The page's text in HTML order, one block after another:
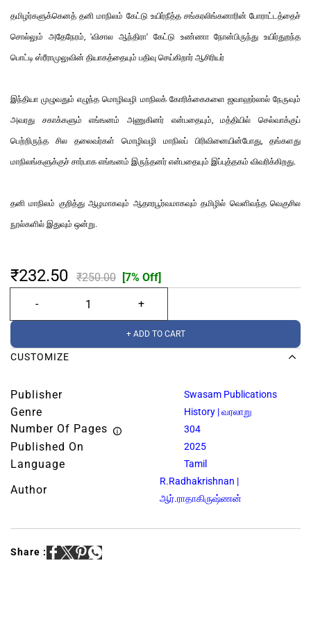
தமிழர்களுக்கெனத் தனி மாநிலம் கேட்டு உயிர்நீத்த சங்கரலிங்கனாரின் போராட்டத்தைச்
சொல்லும் அதேநேரம், 'விசால ஆந்திரா' கேட்டு உண்ணா நோன்பிருந்து உயிர்துறந்த
பொட்டி ஸ்ரீராமுலுவின் தியாகத்தையும் பதிவு செய்கிறார் ஆசிரியர்
இந்தியா முழுவதும் எழுந்த மொழிவழி மாநிலக் கோரிக்கைகளை ஜவாஹர்லால் நேருவும்
அவரது சகாக்களும் எங்ஙனம் அணுகினர் என்பதையும், மத்தியில் செல்வாக்குப்
பெற்றிருந்த சில தலைவர்கள் மொழிவழி மாநிலப் பிரிவினையின்போது, தங்களது
மாநிலங்களுக்குச் சார்பாக எங்ஙனம் இருந்தனர் என்பதையும் இப்புத்தகம் விவரிக்கிறது.
தனி மாநிலம் குறித்து ஆழமாகவும் ஆதாரபூர்வமாகவும் தமிழில் வெளிவந்த வெகுசில
நூல்களில் இதுவும் ஒன்று.
₹232.50 ₹250.00 [7% Off]
+ ADD TO CART
CUSTOMIZE
Publisher Swasam Publications
Genre History | வரலாறு
Number Of Pages 304
Published On 2025
Language Tamil
Author
R.Radhakrishnan |
ஆர்.ராதாகிருஷ்ணன்
Share :